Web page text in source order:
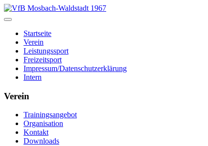
Startseite
Verein
Leistungssport
Freizeitsport
Impressum/Datenschutzerklärung
Intern
Verein
Trainingsangebot
Organisation
Kontakt
Downloads